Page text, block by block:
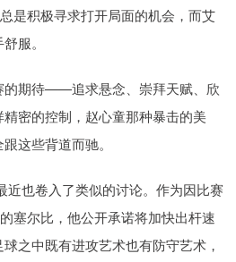
是积极寻求打开局面的机会，而艾
服。
的期待——追求悬念、崇拜天赋、欣
密的控制，赵心童那种暴击的美
这些背道而驰。
近也卷入了类似的讨论。作为因比赛
塞尔比，他公开承诺将加快出杆速
之中既有进攻艺术也有防守艺术，